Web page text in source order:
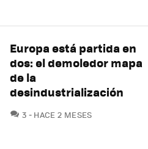
Europa está partida en
dos: el demoledor mapa
de la
desindustrialización
3 COMENTARIOS
HACE 2 MESES